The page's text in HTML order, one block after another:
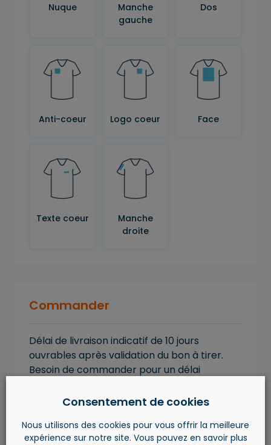
Nuque
Manche
gauche
Dos
Anti-coeur Logo coeur Face
Texte coeur
Manche
droite
Commander
Délai de livraison indicatif de 10 jours
ouvrables après validation du bon à tirer.
Besoin de commander pour un délai
remarques » ou contactez-nous au
Consentement de cookies
Nous utilisons des cookies pour vous offrir la meilleure
expérience sur notre site. Vous pouvez en savoir plus